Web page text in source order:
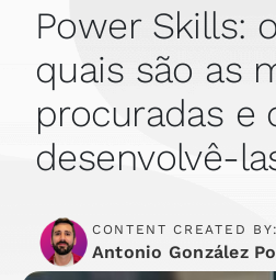
Power Skills:
quais são as
procuradas e
desenvolvê-
CONTENT CREATED BY:
Antonio González